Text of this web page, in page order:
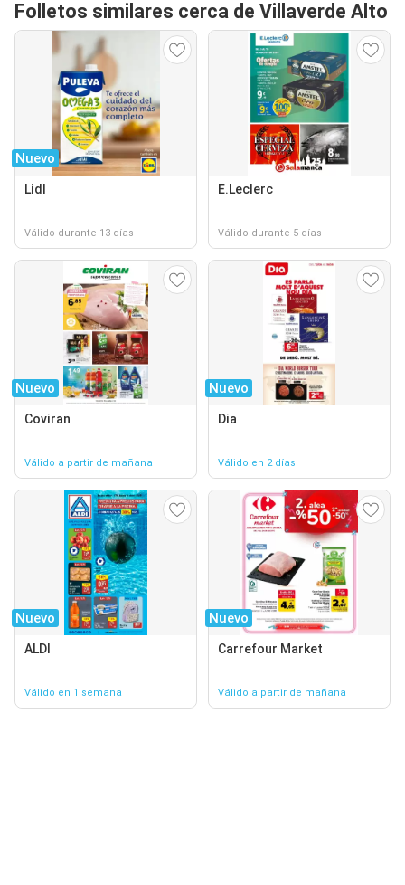
Folletos similares cerca de Villaverde Alto
Nuevo
Lidl
Válido durante 13 días
E.Leclerc
Válido durante 5 días
Nuevo
Coviran
Válido a partir de mañana
Nuevo
Dia
Válido en 2 días
Nuevo
ALDI
Válido en 1 semana
Nuevo
Carrefour Market
Válido a partir de mañana